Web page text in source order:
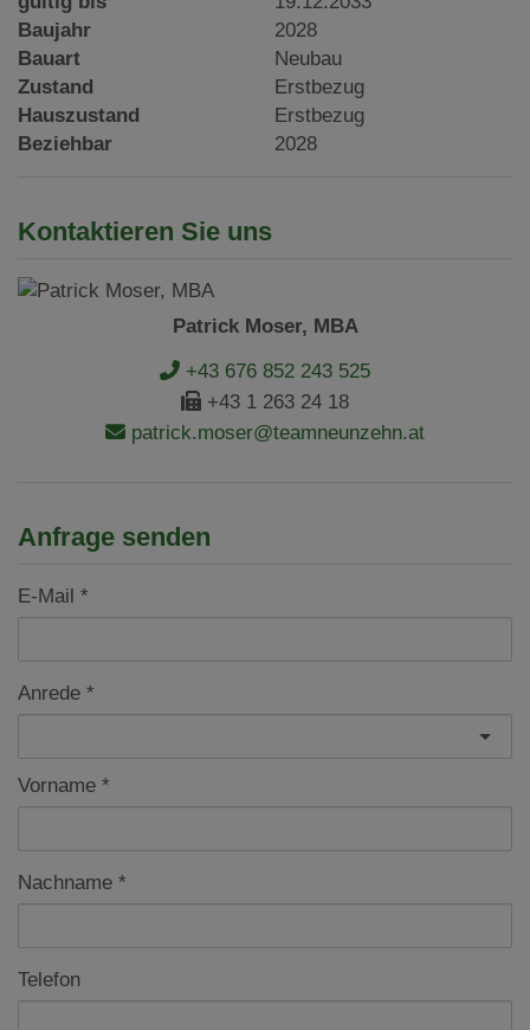
Baujahr
2028
Bauart
Neubau
Zustand
Erstbezug
Hauszustand
Erstbezug
Beziehbar
2028
Kontaktieren Sie uns
Patrick Moser, MBA
+43 676 852 243 525
+43 1 263 24 18
patrick.moser@teamneunzehn.at
Anfrage senden
E-Mail
Anrede
Vorname
Nachname
Telefon